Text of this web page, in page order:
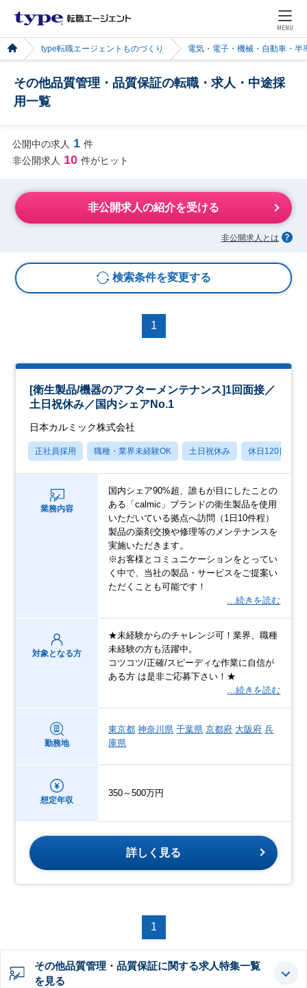
MENU
type転職エージェントものづくり 電気・電子・機械・自動車・半
その他品質管理・品質保証の転職・求人・中途採
用一覧
公開中の求人 1 件
非公開求人 10 件がヒット
非公開求人の紹介を受ける
非公開求人とは
検索条件を変更する
1
[衛生製品/機器のアフターメンテナンス]1回面接／
土日祝休み／国内シェアNo.1
日本カルミック株式会社
正社員採用 職種・業界未経験OK 土日祝休み 休日120日以上
業務内容
国内シェア90%超、誰もが目にしたことの
ある「calmic」ブランドの衛生製品を使用
いただいている拠点へ訪問（1日10件程）
製品の薬剤交換や修理等のメンテナンスを
実施いただきます。
※お客様とコミュニケーションをとってい
く中で、当社の製品・サービスをご提案い
ただくことも可能です！
…続きを読む
対象となる方
★未経験からのチャレンジ可！業界、職種
未経験の方も活躍中。
コツコツ/正確/スピーディな作業に自信が
ある方 は是非ご応募下さい！★
…続きを読む
勤務地
東京都 神奈川県 千葉県 京都府 大阪府 兵
庫県
想定年収
350～500万円
詳しく見る
1
その他品質管理・品質保証に関する求人特集一覧
を見る